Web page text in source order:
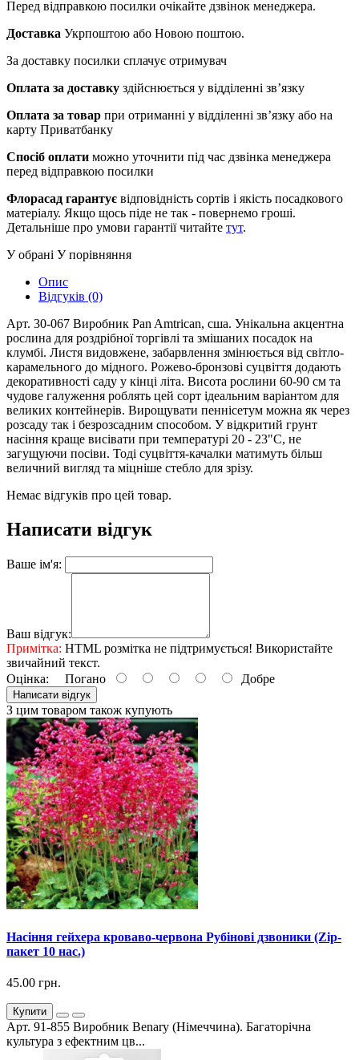
Перед відправкою посилки очікайте дзвінок менеджера.
Доставка Укрпоштою або Новою поштою.
За доставку посилки сплачує отримувач
Оплата за доставку здійснюється у відділенні зв’язку
Оплата за товар при отриманні у відділенні зв’язку або на
карту Приватбанку
Спосіб оплати можно уточнити під час дзвінка менеджера
перед відправкою посилки
Флорасад гарантує відповідність сортів і якість посадкового
матеріалу. Якщо щось піде не так - повернемо гроші.
Детальніше про умови гарантії читайте тут.
У обрані У порівняння
Опис
Відгуків (0)
Арт. 30-067 Виробник Pan Amtrican, сша. Унікальна акцентна
рослина для роздрібної торгівлі та змішаних посадок на
клумбі. Листя видовжене, забарвлення змінюється від світло-
карамельного до мідного. Рожево-бронзові суцвіття додають
декоративності саду у кінці літа. Висота рослини 60-90 см та
чудове галуження роблять цей сорт ідеальним варіантом для
великих контейнерів. Вирощувати пеннісетум можна як через
розсаду так і безрозсадним способом. У відкритий грунт
насіння краще висівати при температурі 20 - 23"С, не
загущуючи посіви. Тоді суцвіття-качалки матимуть більш
величний вигляд та міцніше стебло для зрізу.
Немає відгуків про цей товар.
Написати відгук
Ваше ім'я:
Ваш відгук:
Примітка: HTML розмітка не підтримується! Використайте
звичайний текст.
Оцінка: Погано Добре
Написати відгук
З цим товаром також купують
Насіння гейхера кроваво-червона Рубінові дзвоники (Zip-
пакет 10 нас.)
45.00 грн.
Купити
Арт. 91-855 Виробник Benary (Німеччина). Багаторічна
культура з ефектним цв...